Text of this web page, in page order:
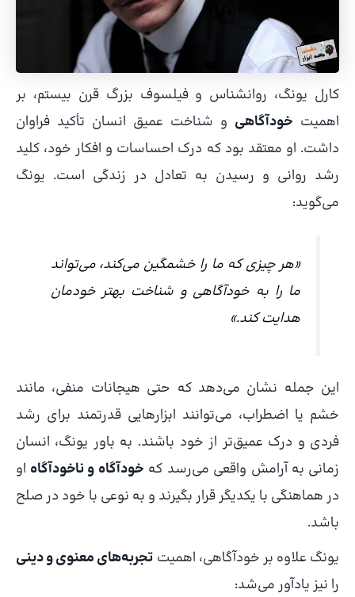
کارل یونگ، روانشناس و فیلسوف بزرگ قرن بیستم، بر
اهمیت خودآگاهی و شناخت عمیق انسان تأکید فراوان
داشت. او معتقد بود که درک احساسات و افکار خود، کلید
رشد روانی و رسیدن به تعادل در زندگی است. یونگ
می‌گوید:
«هر چیزی که ما را خشمگین می‌کند، می‌تواند
ما را به خودآگاهی و شناخت بهتر خودمان
هدایت کند.»
این جمله نشان می‌دهد که حتی هیجانات منفی، مانند
خشم یا اضطراب، می‌توانند ابزارهایی قدرتمند برای رشد
فردی و درک عمیق‌تر از خود باشند. به باور یونگ، انسان
زمانی به آرامش واقعی می‌رسد که خودآگاه و ناخودآگاه او
در هماهنگی با یکدیگر قرار بگیرند و به نوعی با خود در صلح
باشد.
یونگ علاوه بر خودآگاهی، اهمیت تجربه‌های معنوی و دینی
را نیز یادآور می‌شد: